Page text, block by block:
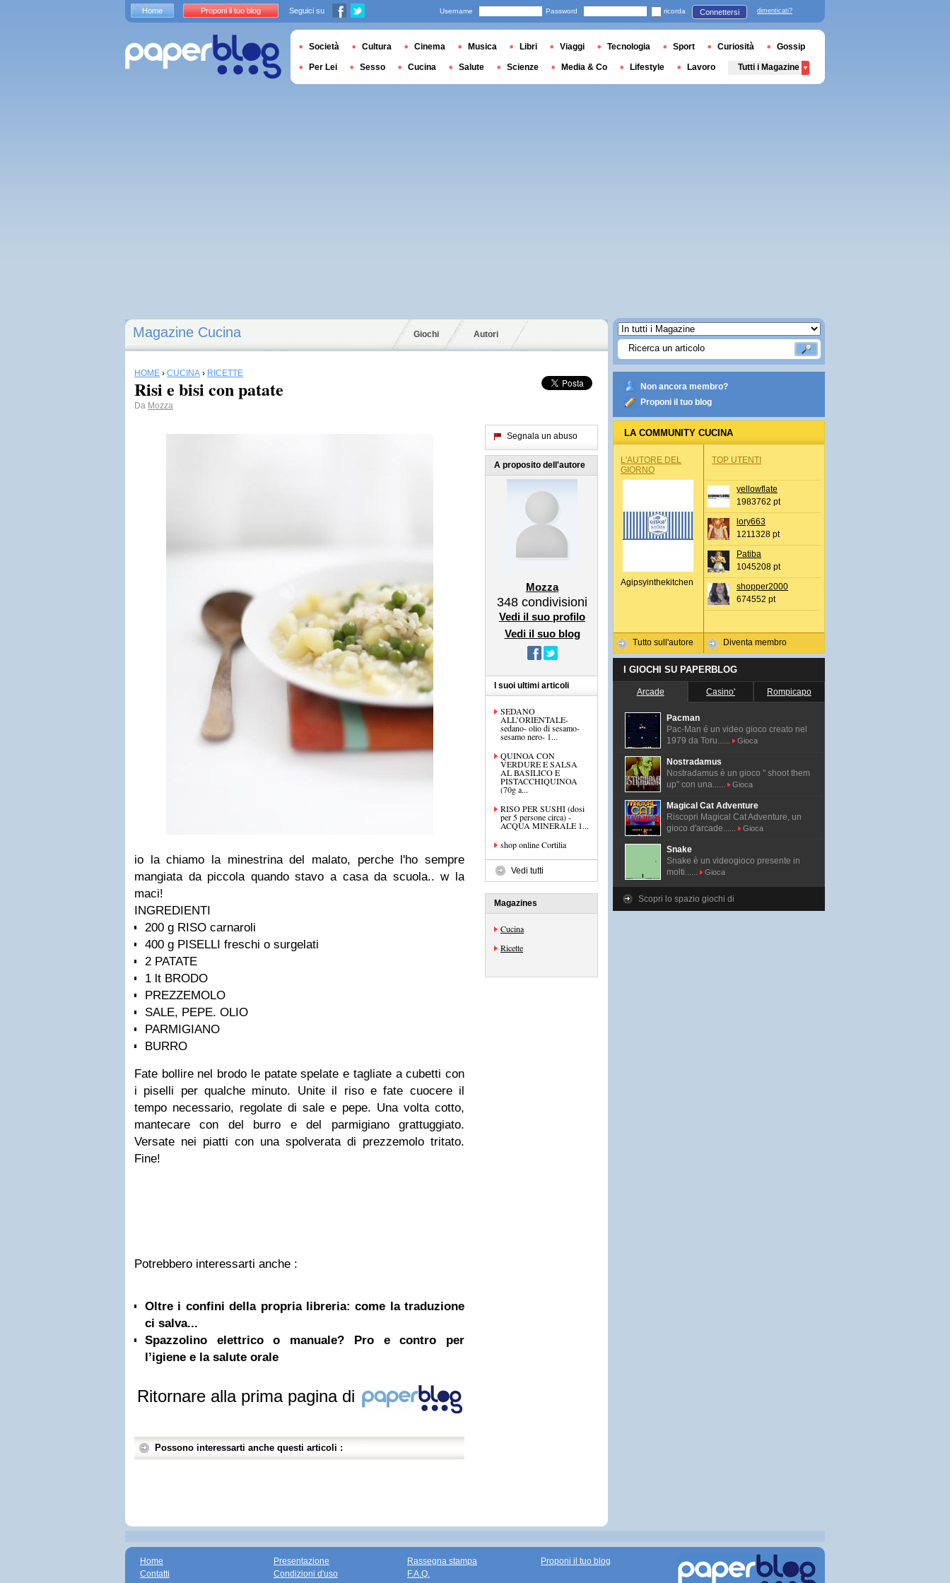
Magazine Cucina Giochi Autori
HOME › CUCINA › RICETTE
Risi e bisi con patate
Da Mozza
io la chiamo la minestrina del malato, perche l'ho sempre
mangiata da piccola quando stavo a casa da scuola.. w la
maci!
INGREDIENTI
200 g RISO carnaroli
400 g PISELLI freschi o surgelati
2 PATATE
1 lt BRODO
PREZZEMOLO
SALE, PEPE. OLIO
PARMIGIANO
BURRO
Fate bollire nel brodo le patate spelate e tagliate a cubetti con
i piselli per qualche minuto. Unite il riso e fate cuocere il
tempo necessario, regolate di sale e pepe. Una volta cotto,
mantecare con del burro e del parmigiano grattuggiato.
Versate nei piatti con una spolverata di prezzemolo tritato.
Fine!
Potrebbero interessarti anche :
Oltre i confini della propria libreria: come la traduzione
ci salva...
Spazzolino elettrico o manuale? Pro e contro per
l’igiene e la salute orale
Ritornare alla prima pagina di
Possono interessarti anche questi articoli :
Segnala un abuso
A proposito dell'autore
Mozza
348 condivisioni
Vedi il suo profilo
Vedi il suo blog
I suoi ultimi articoli
SEDANO
ALL’ORIENTALE-
sedano- olio di sesamo-
sesamo nero- 1...
QUINOA CON
VERDURE E SALSA
AL BASILICO E
PISTACCHIQUINOA
(70g a...
RISO PER SUSHI (dosi
per 5 persone circa) -
ACQUA MINERALE 1...
shop online Cortilia
Vedi tutti
Magazines
Cucina
Ricette
Non ancora membro?
Proponi il tuo blog
LA COMMUNITY CUCINA
L'AUTORE DEL
GIORNO
Agipsyinthekitchen
Tutto sull'autore
TOP UTENTI
yellowflate
1983762 pt
lory663
1211328 pt
Patiba
1045208 pt
shopper2000
674552 pt
Diventa membro
I GIOCHI SU PAPERBLOG
Arcade Casino' Rompicapo
Pacman
Pac-Man é un video gioco creato nel
1979 da Toru......
Gioca
Nostradamus
Nostradamus è un gioco " shoot them
up" con una......
Gioca
Magical Cat Adventure
Riscopri Magical Cat Adventure, un
gioco d'arcade......
Gioca
Snake
Snake è un videogioco presente in
molti......
Gioca
Scopri lo spazio giochi di
Home Proponi il tuo blog Seguici su Username Password ricorda Connettersi dimenticati?
Società Cultura Cinema Musica Libri Viaggi Tecnologia Sport Curiosità Gossip
Per Lei Sesso Cucina Salute Scienze Media & Co Lifestyle Lavoro Tutti i Magazine
Home
Contatti
Presentazione
Condizioni d'uso
Rassegna stampa
F.A.Q.
Proponi il tuo blog